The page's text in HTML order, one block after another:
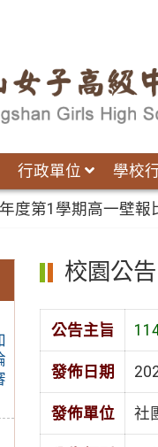
行政單位 學校
度第1學期高一壁報
校園公告
公告主旨
發佈日期
發佈單位 社